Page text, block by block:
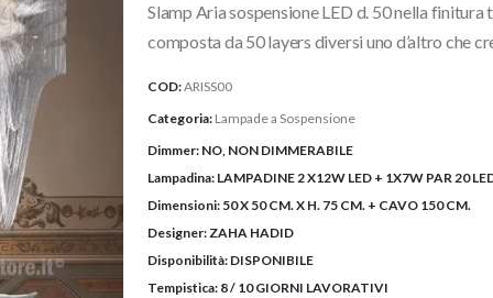
da
Slamp Aria sospensione LED d. 50 nella
composta da 50 layers diversi uno d’altro che
COD:ARISS00
Categoria: Lampade a Sospensione
Dimmer: NO, NON DIMMERABILE
Lampadina: LAMPADINE 2 X12W LED + 1X7W PAR 20
Dimensioni: 50 X 50 CM. X H. 75 CM. + CAVO 150 CM.
Designer: ZAHA HADID
Disponibilità: DISPONIBILE
Tempistica: 8 / 10 GIORNI LAVORATIVI